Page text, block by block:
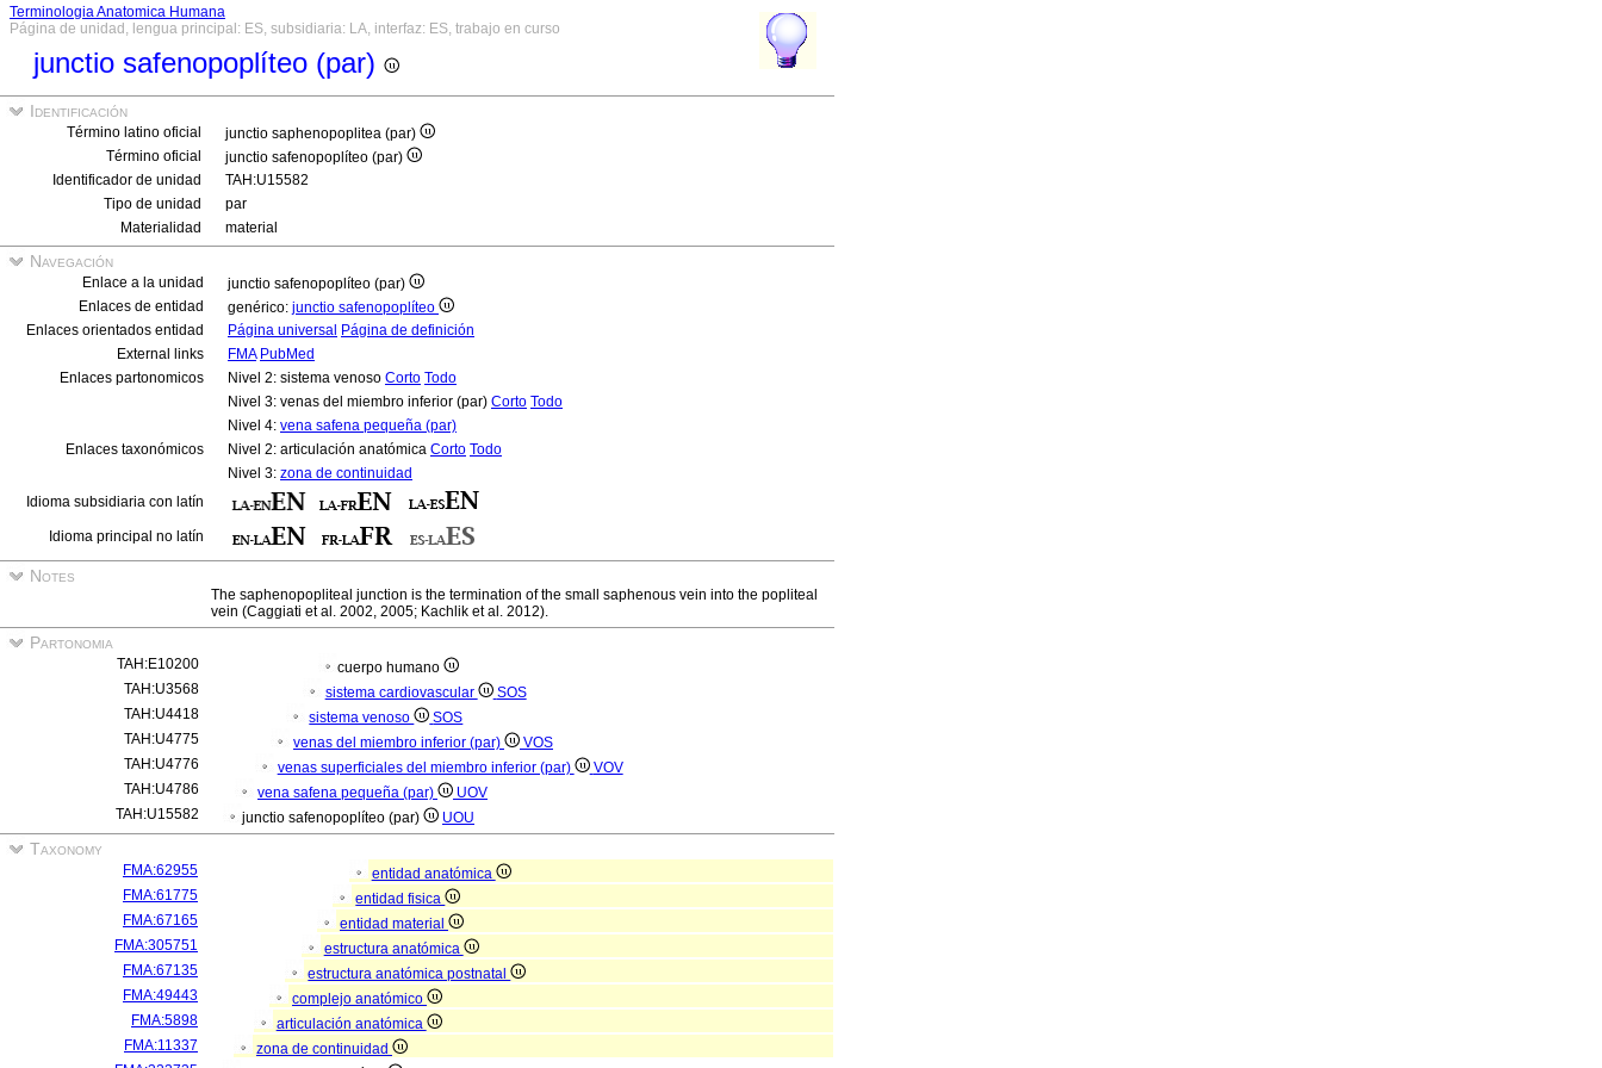
Terminologia Anatomica Humana
Página de unidad, lengua principal: ES, subsidiaria: LA, interfaz: ES, trabajo en curso
junctio safenopoplíteo (par)
Identificación
Término latino oficial
junctio saphenopoplitea (par)
Término oficial
junctio safenopoplíteo (par)
Identificador de unidad
TAH:U15582
Tipo de unidad
par
Materialidad
material
Navegación
Enlace a la unidad
junctio safenopoplíteo (par)
Enlaces de entidad
genérico: junctio safenopoplíteo
Enlaces orientados entidad
Página universal Página de definición
External links
FMA PubMed
Enlaces partonomicos
Nivel 2: sistema venoso Corto Todo
Nivel 3: venas del miembro inferior (par) Corto Todo
Nivel 4: vena safena pequeña (par)
Enlaces taxonómicos
Nivel 2: articulación anatómica Corto Todo
Nivel 3: zona de continuidad
Idioma subsidiaria con latín
Idioma principal no latín
Notes
The saphenopopliteal junction is the termination of the small saphenous vein into the popliteal
vein (Caggiati et al. 2002, 2005; Kachlik et al. 2012).
Partonomia
TAH:E10200
cuerpo humano
TAH:U3568
sistema cardiovascular
SOS
TAH:U4418
sistema venoso
SOS
TAH:U4775
venas del miembro inferior (par)
VOS
TAH:U4776
venas superficiales del miembro inferior (par)
VOV
TAH:U4786
vena safena pequeña (par)
UOV
TAH:U15582
junctio safenopoplíteo (par) UOU
Taxonomy
FMA:62955
entidad anatómica
FMA:61775
entidad fisica
FMA:67165
entidad material
FMA:305751
estructura anatómica
FMA:67135
estructura anatómica postnatal
FMA:49443
complejo anatómico
FMA:5898
articulación anatómica
FMA:11337
zona de continuidad